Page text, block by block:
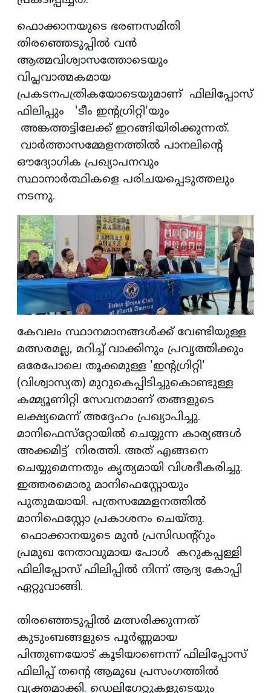
ഫൊക്കാനയുടെ ഭരണസമിതി
തിരഞ്ഞെടുപ്പിൽ വൻ
ആത്മവിശ്വാസത്തോടെയും
വിപ്ലവാത്മകമായ
പ്രകടനപത്രികയോടെയുമാണ് ഫിലിപ്പോസ്
ഫിലിപ്പും 'ടീം ഇന്റഗ്രിറ്റി'യും
അങ്കത്തട്ടിലേക്ക് ഇറങ്ങിയിരിക്കുന്നത്.
വാർത്താസമ്മേളനത്തിൽ പാനലിന്റെ
ഔദ്യോഗിക പ്രഖ്യാപനവും
സ്ഥാനാർത്ഥികളെ പരിചയപ്പെടുത്തലും
നടന്നു.
കേവലം സ്ഥാനമാനങ്ങൾക്ക് വേണ്ടിയുള്ള
മത്സരമല്ല, മറിച്ച് വാക്കിനും പ്രവൃത്തിക്കും
ഒരേപോലെ തൂക്കമുള്ള 'ഇന്റഗ്രിറ്റി'
(വിശ്വാസ്യത) മുറുകെപ്പിടിച്ചുകൊണ്ടുള്ള
കമ്മ്യൂണിറ്റി സേവനമാണ് തങ്ങളുടെ
ലക്ഷ്യമെന്ന് അദ്ദേഹം പ്രഖ്യാപിച്ചു.
മാനിഫെസ്‌റ്റോയിൽ ചെയ്യുന്ന കാര്യങ്ങൾ
അക്കമിട്ട് നിരത്തി. അത് എങ്ങനെ
ചെയ്യുമെന്നതും കൃത്യമായി വിശദീകരിച്ചു.
ഇത്തരമൊരു മാനിഫെസ്റ്റോയും
പുതുമയായി. പത്രസമ്മേളനത്തിൽ
മാനിഫെസ്റ്റോ പ്രകാശനം ചെയ്‌തു.
ഫൊക്കാനയുടെ മുൻ പ്രസിഡന്റ്റും
പ്രമുഖ നേതാവുമായ പോൾ കറുകപ്പള്ളി
ഫിലിപ്പോസ് ഫിലിപ്പിൽ നിന്ന് ആദ്യ കോപ്പി
ഏറ്റുവാങ്ങി.
തിരഞ്ഞെടുപ്പിൽ മത്സരിക്കുന്നത്
കുടുംബങ്ങളുടെ പൂർണ്ണമായ
പിന്തുണയോട് കൂടിയാണെന്ന് ഫിലിപ്പോസ്
ഫിലിപ്പ് തന്റെ ആമുഖ പ്രസംഗത്തിൽ
വ്യക്തമാക്കി. ഡെലിഗേറ്റുകളുടെയും